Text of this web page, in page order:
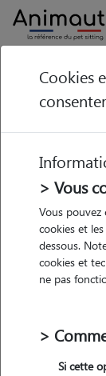
Animaute
• 33 ans
Cookies
> Vous
Vous
cookies et
dessous.
cookies et
ne pas
>
Si cette